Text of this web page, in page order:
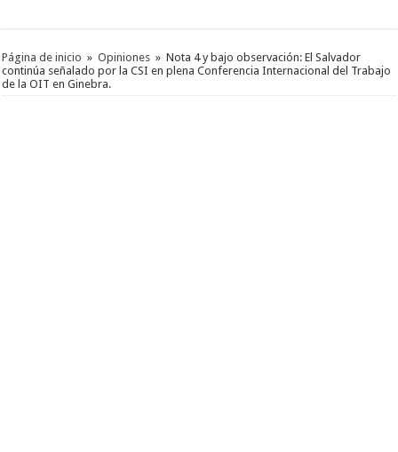
Página de inicio » Opiniones » Nota 4 y bajo observación: El Salvador
continúa señalado por la CSI en plena Conferencia Internacional del Trabajo
de la OIT en Ginebra.